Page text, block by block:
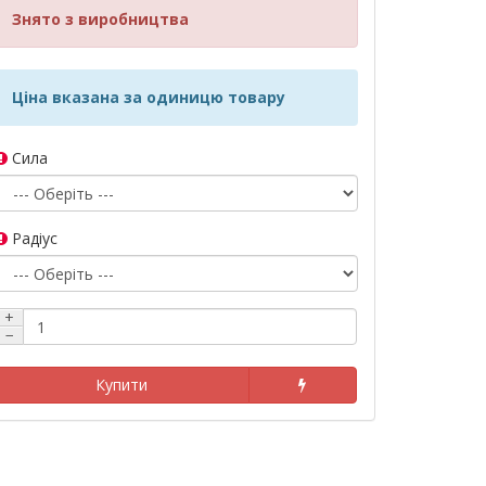
Знято з виробництва
Ціна вказана за одиницю товару
Сила
Радіус
+
−
Купити